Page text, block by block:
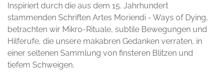
Inspiriert durch die aus dem 15. Jahrhundert
stammenden Schriften Artes Moriendi - Ways of Dying,
betrachten wir Mikro-Rituale, subtile Bewegungen und
Hilferufe, die unsere makabren Gedanken verraten, in
einer seltenen Sammlung von finsteren Blitzen und
tiefem Schweigen.